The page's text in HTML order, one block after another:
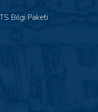
Bilgi Paketi